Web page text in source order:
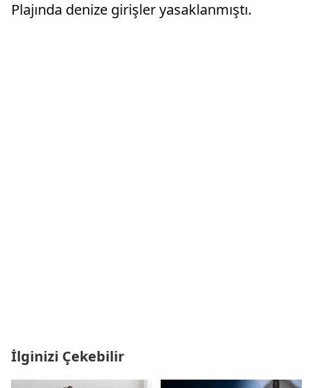
Plajında denize girişler yasaklanmıştı.
İlginizi Çekebilir